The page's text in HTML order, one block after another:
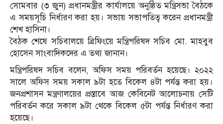
সোমবার (৩ জুন) প্রধানমন্ত্রীর কার্যালয়ে অনুষ্ঠিত মন্ত্রিসভা বৈঠকে
এ সময়সূচি নির্ধারণ করা হয়। সভায় সভাপতিত্ব করেন প্রধানমন্ত্রী
শেখ হাসিনা।
বৈঠক শেষে সচিবালয়ে ব্রিফিংয়ে মন্ত্রিপরিষদ সচিব মো. মাহবুব
হোসেন সাংবাদিকদের এ তথ্য জানান।
মন্ত্রিপরিষদ সচিব বলেন, অফিস সময় পরিবর্তন হয়েছে। ২০২২
সালে অফিস সময় সকাল ৯টা হতে বিকেল ৪টা পর্যন্ত করা হয়।
জনপ্রশাসন মন্ত্রণালয়ের প্রস্তাবে আজ কেবিনেট আলোচনায় সেটি
পরিবর্তন করে সকাল ৯টা থেকে বিকেল ৫টা পর্যন্ত নির্ধারণ করা
হয়েছে।